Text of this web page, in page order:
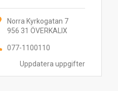
Uppdatera uppgifter
Norra Kyrkogatan 7
956 31 ÖVERKALIX
077-1100110